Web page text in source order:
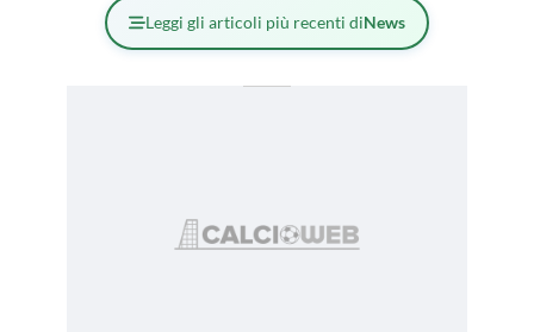
Leggi gli articoli più recenti diNews